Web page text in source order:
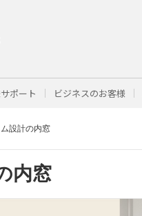
ポート ビジネスのお客様
設計の内窓
内窓